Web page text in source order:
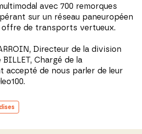
avec 700 remorques
sur un réseau paneuropéen
de transports vertueux.
Directeur de la division
Chargé de la
accepté de nous parler de leur